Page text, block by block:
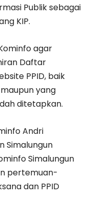
Publik sebagai
KIP.
agar
Daftar
PPID, baik
yang
ditetapkan.
Andri
Simalungun
Simalungun
pertemuan-
dan PPID